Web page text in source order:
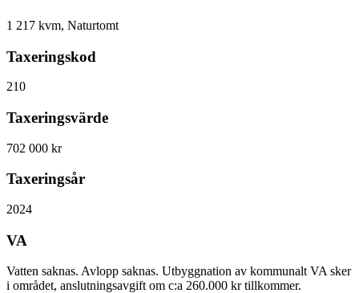
1 217 kvm, Naturtomt
Taxeringskod
210
Taxeringsvärde
702 000 kr
Taxeringsår
2024
VA
Vatten saknas. Avlopp saknas. Utbyggnation av kommunalt VA sker
i området, anslutningsavgift om c:a 260.000 kr tillkommer.